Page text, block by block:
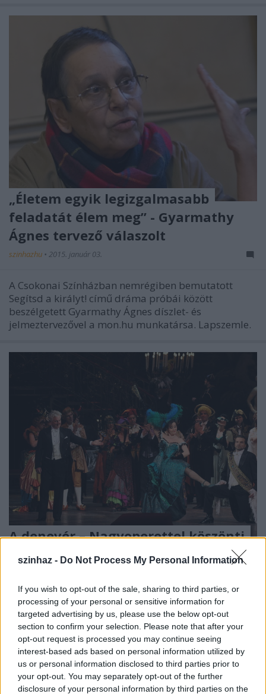
szinhaz - Do Not Process My Personal Information
If you wish to opt-out of the sale, sharing to third parties, or
processing of your personal or sensitive information for
targeted advertising by us, please use the below opt-out
section to confirm your selection. Please note that after your
opt-out request is processed you may continue seeing
interest-based ads based on personal information utilized by
us or personal information disclosed to third parties prior to
your opt-out. You may separately opt-out of the further
disclosure of your personal information by third parties on the
„Életem egyik legizgalmasabb
feladatát élem meg” - Gyarmathy
Ágnes tervező válaszolt
szinhazhu • 2015. január 03.
A Csokonai Színházban nemrégiben bemutatott
Segítsd a királyt! című dráma próbái között
beszélgetett Gyarmathy Ágnes díszlet- és
jelmeztervezővel a mon.hu munkatársa. Lapszemle.
A denevér – Nagyoperettel köszönti
az új évet az Opera
Az Opera hagyományaihoz híven Johann Strauss
pezsgő hajtotta nagyoperettjével búcsúzott az
óévtől, és köszönti az újat.